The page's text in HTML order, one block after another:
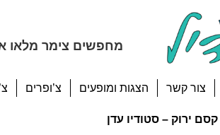
מחפשים צימר מלאו
צור קשר הצגות ומופעים צ’ופרים
קסם ירוק – סטודיו עדן